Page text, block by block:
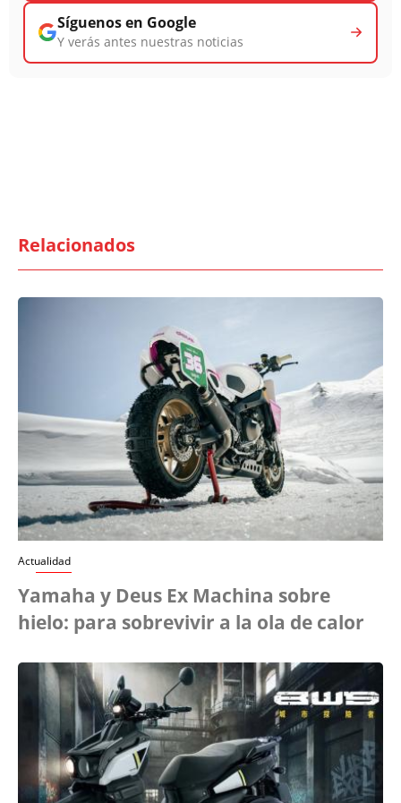
Síguenos en Google
Y verás antes nuestras noticias
Relacionados
Actualidad
Yamaha y Deus Ex Machina sobre
hielo: para sobrevivir a la ola de calor